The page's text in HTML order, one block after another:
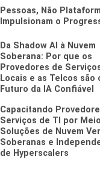
Pessoas, Não
Impulsionam o
Da Shadow AI à Nuvem
Soberana: Por que os
Provedores de
Locais e as Telcos são
Futuro da IA Confiável
Capacitando
Serviços de TI por
Soluções de Nuvem
Soberanas e
de Hyperscalers